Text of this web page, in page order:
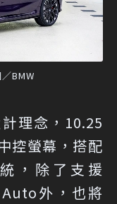
BMW
理念，10.25
控螢幕，搭配
，除了支援
外，也將